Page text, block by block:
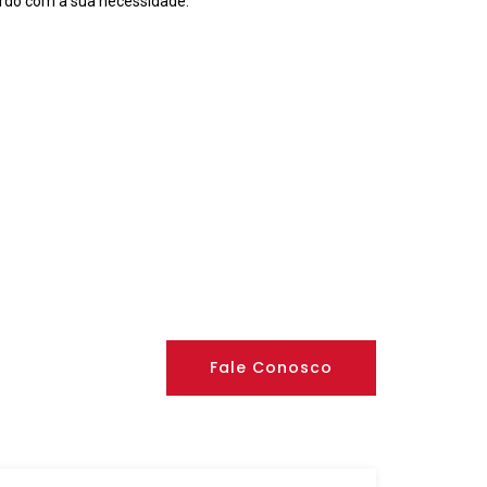
Fale Conosco